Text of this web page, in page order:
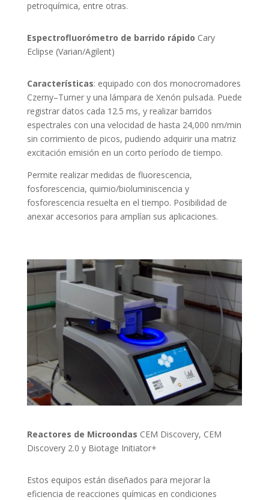
petroquímica, entre otras.
Espectrofluorómetro de barrido rápido Cary
Eclipse (Varian/Agilent)
Características: equipado con dos monocromadores
Czerny–Turner y una lámpara de Xenón pulsada. Puede
registrar datos cada 12.5 ms, y realizar barridos
espectrales con una velocidad de hasta 24,000 nm/min
sin corrimiento de picos, pudiendo adquirir una matriz
excitación emisión en un corto período de tiempo.
Permite realizar medidas de fluorescencia,
fosforescencia, quimio/bioluminiscencia y
fosforescencia resuelta en el tiempo. Posibilidad de
anexar accesorios para amplían sus aplicaciones.
Reactores de Microondas CEM Discovery, CEM
Discovery 2.0 y Biotage Initiator+
Estos equipos están diseñados para mejorar la
eficiencia de reacciones químicas en condiciones